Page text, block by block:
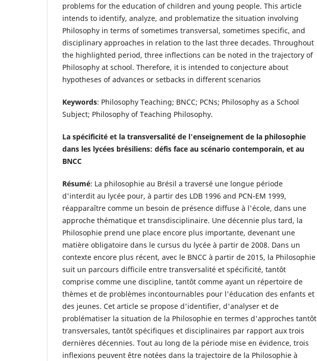
problems for the education of children and young people. This article
intends to identify, analyze, and problematize the situation involving
Philosophy in terms of sometimes transversal, sometimes specific, and
disciplinary approaches in relation to the last three decades. Throughout
the highlighted period, three inflections can be noted in the trajectory of
Philosophy at school. Therefore, it is intended to conjecture about
hypotheses of advances or setbacks in different scenarios
Keywords: Philosophy Teaching; BNCC; PCNs; Philosophy as a School
Subject; Philosophy of Teaching Philosophy.
La spécificité et la transversalité de l'enseignement de la philosophie
dans les lycées brésiliens: défis face au scénario contemporain, et au
BNCC
Résumé: La philosophie au Brésil a traversé une longue période
d'interdit au lycée pour, à partir des LDB 1996 and PCN-EM 1999,
réapparaître comme un besoin de présence diffuse à l'école, dans une
approche thématique et transdisciplinaire. Une décennie plus tard, la
Philosophie prend une place encore plus importante, devenant une
matière obligatoire dans le cursus du lycée à partir de 2008. Dans un
contexte encore plus récent, avec le BNCC à partir de 2015, la Philosophie
suit un parcours difficile entre transversalité et spécificité, tantôt
comprise comme une discipline, tantôt comme ayant un répertoire de
thèmes et de problèmes incontournables pour l'éducation des enfants et
des jeunes. Cet article se propose d'identifier, d'analyser et de
problématiser la situation de la Philosophie en termes d'approches tantôt
transversales, tantôt spécifiques et disciplinaires par rapport aux trois
dernières décennies. Tout au long de la période mise en évidence, trois
inflexions peuvent être notées dans la trajectoire de la Philosophie à